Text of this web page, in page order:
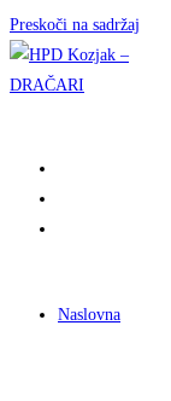
Preskoči na sadržaj
Naslovna